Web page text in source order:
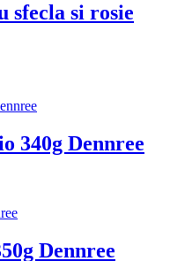
sfecla si rosie
340g Dennree
Dennree